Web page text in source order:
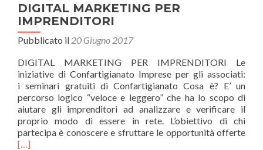
DIGITAL MARKETING PER
IMPRENDITORI
Pubblicato il 20 Giugno 2017
DIGITAL MARKETING PER IMPRENDITORI Le
iniziative di Confartigianato Imprese per gli associati:
i seminari gratuiti di Confartigianato Cosa è? E’ un
percorso logico “veloce e leggero” che ha lo scopo di
aiutare gli imprenditori ad analizzare e verificare il
proprio modo di essere in rete. L’obiettivo di chi
partecipa è conoscere e sfruttare le opportunità offerte
[…]